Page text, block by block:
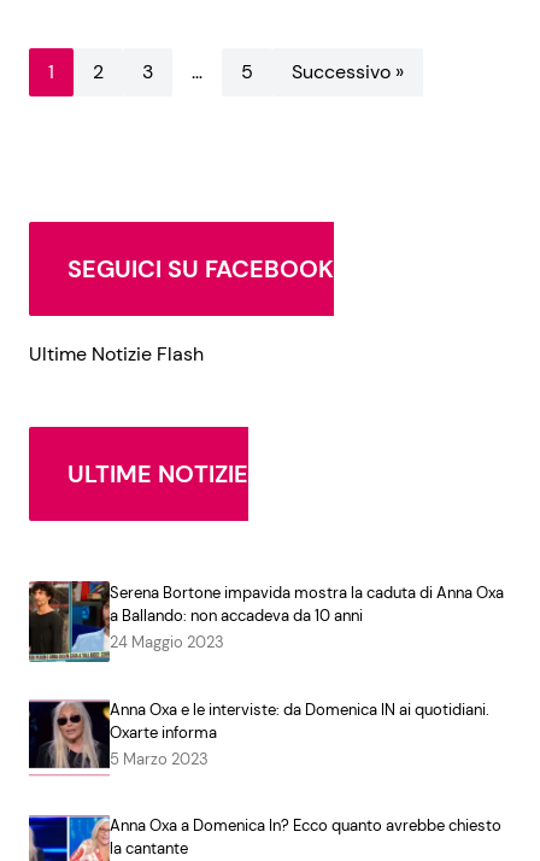
1 2 3 … 5 Successivo »
SEGUICI SU FACEBOOK
Ultime Notizie Flash
ULTIME NOTIZIE
Serena Bortone impavida mostra la caduta di Anna Oxa
a Ballando: non accadeva da 10 anni
24 Maggio 2023
Anna Oxa e le interviste: da Domenica IN ai quotidiani.
Oxarte informa
5 Marzo 2023
Anna Oxa a Domenica In? Ecco quanto avrebbe chiesto
la cantante